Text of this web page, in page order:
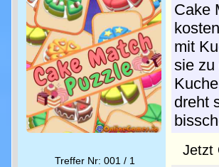
Treffer Nr: 001 / 1
Cake
mit
sie zu
dreht
Jetzt